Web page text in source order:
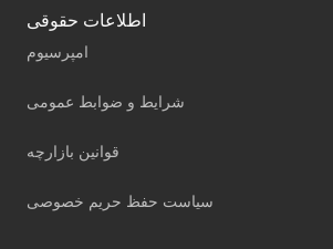
اطلاعات حقوقی
امپرسیوم
شرایط و ضوابط عمومی
قوانین بازارچه
سیاست حفظ حریم خصوصی